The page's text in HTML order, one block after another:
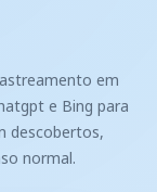
em
e Bing para
descobertos,
normal.